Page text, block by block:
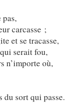
pas,
carcasse ;
et se tracasse,
serait fou,
n’importe où,
sort qui passe.